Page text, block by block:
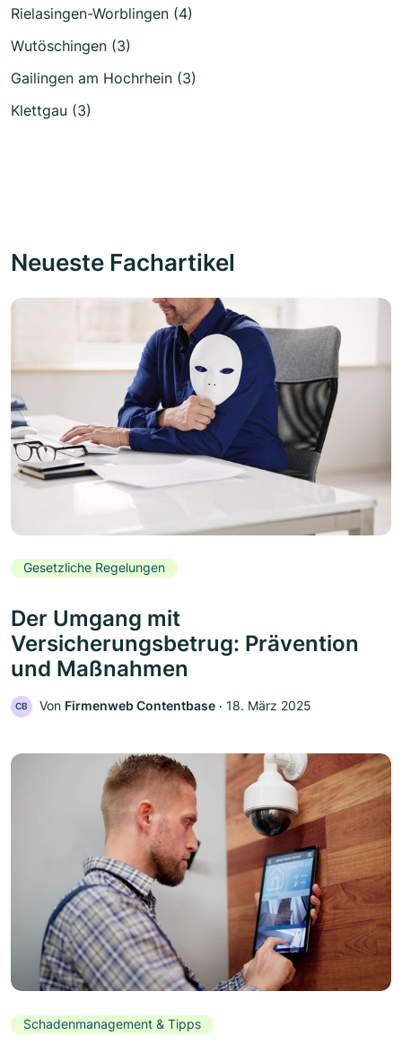
Rielasingen-Worblingen (4)
Wutöschingen (3)
Gailingen am Hochrhein (3)
Klettgau (3)
Neueste Fachartikel
Gesetzliche Regelungen
Der Umgang mit
Versicherungsbetrug: Prävention
und Maßnahmen
CB Von Firmenweb Contentbase ‧ 18. März 2025
Schadenmanagement & Tipps